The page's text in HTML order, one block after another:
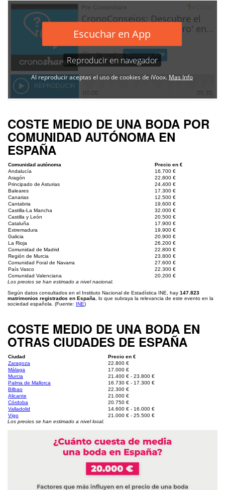
COSTE MEDIO DE UNA BODA POR
COMUNIDAD AUTÓNOMA EN
ESPAÑA
Comunidad autónoma
Precio en €
Andalucía
16.700 €
Aragón
22.800 €
Principado de Asturias
24.400 €
Baleares
17.300 €
Canarias
12.500 €
Cantabria
19.600 €
Castilla-La Mancha
32.000 €
Castilla y León
20.500 €
Cataluña
17.900 €
Extremadura
19.900 €
Galicia
20.900 €
La Rioja
26.200 €
Comunidad de Madrid
22.800 €
Región de Murcia
23.800 €
Comunidad Foral de Navarra
27.600 €
País Vasco
22.300 €
Comunidad Valenciana
20.200 €
Los precios se han estimado a nivel nacional.
Según datos consultados en el Instituto Nacional de Estadística INE, hay 147.823
matrimonios registrados en España, lo que subraya la relevancia de este evento en la
sociedad española. (Fuente: INE)
COSTE MEDIO DE UNA BODA EN
OTRAS CIUDADES DE ESPAÑA
Ciudad
Precio en €
Zaragoza
22.800 €
Málaga
17.000 €
Murcia
21.400 € - 23.800 €
Palma de Mallorca
16.730 € - 17.300 €
Bilbao
22.300 €
Alicante
21.000 €
Córdoba
20.750 €
Valladolid
14.600 € - 16.000 €
Vigo
21.000 € - 25.500 €
Los precios se han estimado a nivel local.